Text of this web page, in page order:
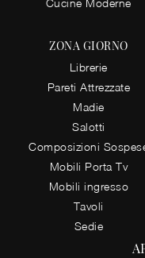
ZONA GIORNO
Librerie
Pareti Attrezzate
Madie
Salotti
Composizioni
Mobili Porta Tv
Mobili ingresso
Tavoli
Sedie